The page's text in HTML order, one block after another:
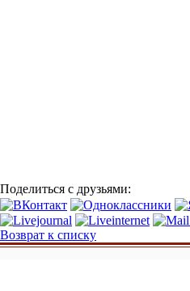
Поделиться с друзьями:
Возврат к списку